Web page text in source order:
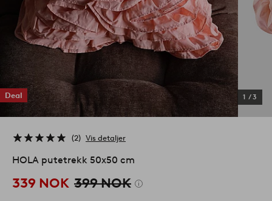
Deal 1 /3
2 Vis detaljer
HOLA putetrekk 50x50 cm
339 NOK 399 NOK